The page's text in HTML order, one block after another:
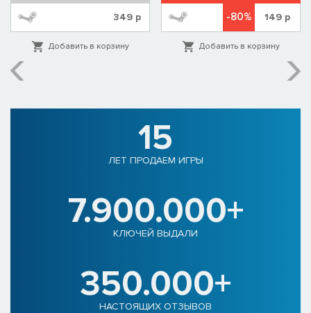
349р
Добавить в корзину
-80% 149 р
Добавить в корзину
15
ЛЕТ ПРОДАЕМ ИГРЫ
7.900.000+
КЛЮЧЕЙ ВЫДАЛИ
350.000+
НАСТОЯЩИХ ОТЗЫВОВ